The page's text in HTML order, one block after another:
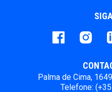
Facebook
Palma de Cima,
Telefone: